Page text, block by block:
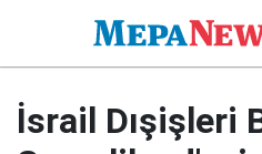
İsrail Dışişleri